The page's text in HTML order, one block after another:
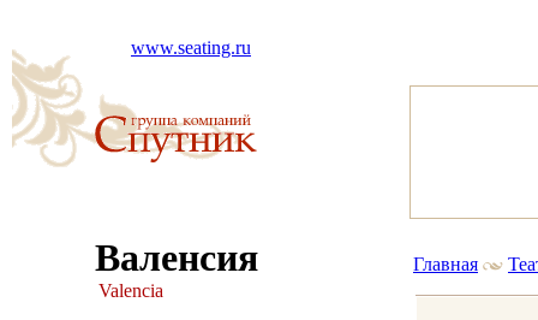
www.seating.ru
Валенсия
Valencia
Главная